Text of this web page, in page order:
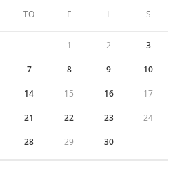
TO F L S
1 2 3
7 8 9 10
14 15 16 17
21 22 23 24
28 29 30